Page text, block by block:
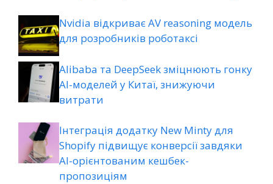
Nvidia відкриває AV reasoning модель
для розробників роботаксі
Alibaba та DeepSeek зміцнюють гонку
AI-моделей у Китаї, знижуючи
витрати
Інтеграція додатку New Minty для
Shopify підвищує конверсії завдяки
AI-орієнтованим кешбек-
пропозиціям